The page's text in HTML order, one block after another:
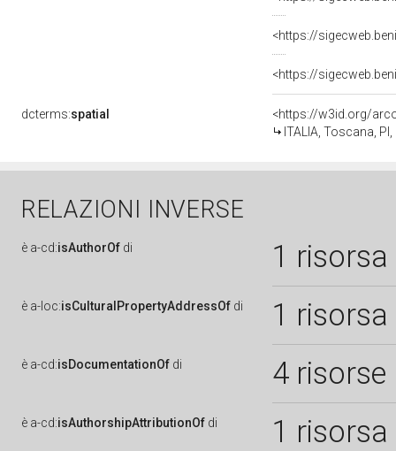
dcterms:spatial
<https://w3id.org/
ITALIA, Toscana,
RELAZIONI INVERSE
è a-cd:isAuthorOf di 1 risorsa
è a-loc:isCulturalPropertyAddressOf di 1 risorsa
è a-cd:isDocumentationOf di 4 risorse
è a-cd:isAuthorshipAttributionOf di 1 risorsa